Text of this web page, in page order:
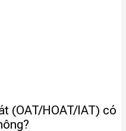
(OAT/HOAT/IAT) có